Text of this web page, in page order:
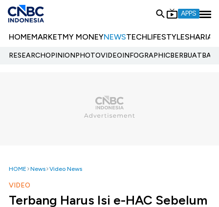
APPS
HOMEMARKETMY MONEYNEWSTECHLIFESTYLESHARIA
RESEARCHOPINIONPHOTOVIDEOINFOGRAPHIC
HOME News Video News
VIDEO
Terbang Harus Isi e-HAC Sebelum